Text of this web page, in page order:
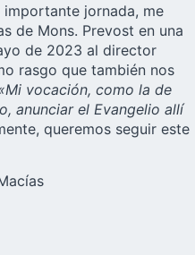
jornada, me
de Mons. Prevost en una
de 2023 al director
rasgo que también nos
vocación, como la de
anunciar el Evangelio allí
queremos seguir este